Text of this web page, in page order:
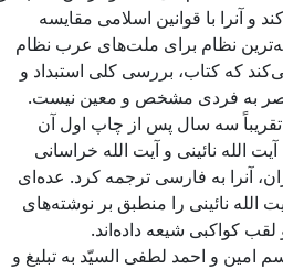
آنرا با قوانین اسلامی‌ مقایسه
نظام برای ملت‌های عرب نظام
که کتاب، بررسی کلی استبداد و
به فردی مشخص و معین نیست.
سه سال پس از چاپ اول آن
الله نائینی و آیت الله خراسانی
آنرا به فارسی ترجمه کرد. عده‌ای
الله نائینی را منطبق بر نوشته‌های
لقب کواکبی شیعه داده‌اند.
امین و احمد لطفی السیّد به تبلیغ و